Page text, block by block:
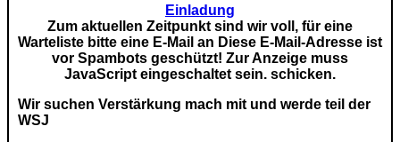
Einladung
Zum aktuellen Zeitpunkt sind wir voll, für eine
Warteliste bitte eine E-Mail an Diese E-Mail-Adresse ist
vor Spambots geschützt! Zur Anzeige muss
JavaScript eingeschaltet sein. schicken.
Wir suchen Verstärkung mach mit und werde teil der
WSJ